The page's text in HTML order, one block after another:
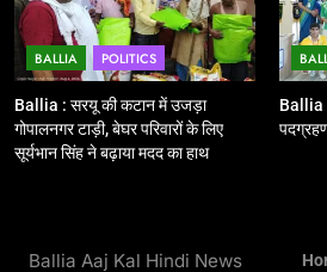
Ballia : बलिया
महाप्रबंधक ने
BALLIA NATIONAL
13
BALLIA POLITICS
Ballia : सरयू की कटान में उजड़ा
गोपालनगर टाड़ी, बेघर परिवारों के लिए
सूर्यभान सिंह ने बढ़ाया मदद का हाथ
Ballia
Ballia Aaj Kal Hindi News